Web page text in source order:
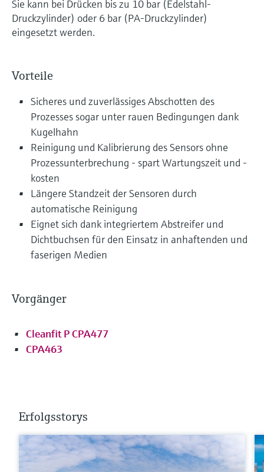
Sie kann bei Drücken bis zu 10 bar (Edelstahl-
Druckzylinder) oder 6 bar (PA-Druckzylinder)
eingesetzt werden.
Vorteile
Sicheres und zuverlässiges Abschotten des
Prozesses sogar unter rauen Bedingungen dank
Kugelhahn
Reinigung und Kalibrierung des Sensors ohne
Prozessunterbrechung - spart Wartungszeit und -
kosten
Längere Standzeit der Sensoren durch
automatische Reinigung
Eignet sich dank integriertem Abstreifer und
Dichtbuchsen für den Einsatz in anhaftenden und
faserigen Medien
Vorgänger
Cleanfit P CPA477
CPA463
Erfolgsstorys